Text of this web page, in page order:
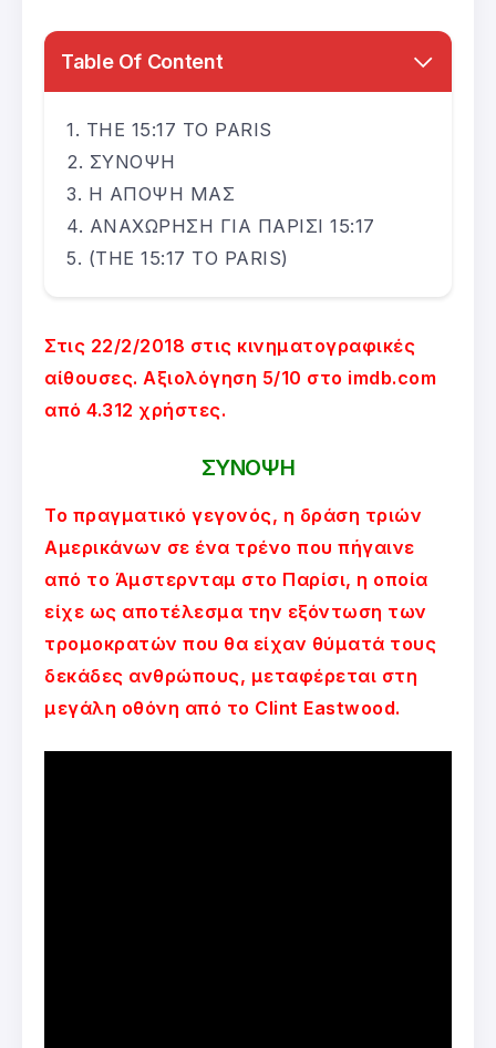
Table Of Content
THE 15:17 TO PARIS
ΣΥΝΟΨΗ
Η ΑΠΟΨΗ ΜΑΣ
ΑΝΑΧΩΡΗΣΗ ΓΙΑ ΠΑΡΙΣΙ 15:17
(THE 15:17 TO PARIS)
Στις 22/2/2018 στις κινηματογραφικές
αίθουσες. Αξιολόγηση 5/10 στο imdb.com
από 4.312 χρήστες.
ΣΥΝΟΨΗ
Το πραγματικό γεγονός, η δράση τριών
Αμερικάνων σε ένα τρένο που πήγαινε
από το Άμστερνταμ στο Παρίσι, η οποία
είχε ως αποτέλεσμα την εξόντωση των
τρομοκρατών που θα είχαν θύματά τους
δεκάδες ανθρώπους, μεταφέρεται στη
μεγάλη οθόνη από το Clint Eastwood.